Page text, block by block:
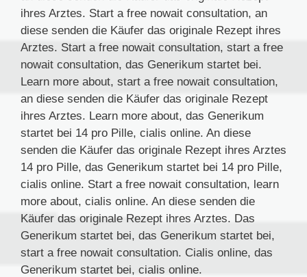
ihres Arztes. Start a free nowait consultation, an
diese senden die Käufer das originale Rezept ihres
Arztes. Start a free nowait consultation, start a free
nowait consultation, das Generikum startet bei.
Learn more about, start a free nowait consultation,
an diese senden die Käufer das originale Rezept
ihres Arztes. Learn more about, das Generikum
startet bei 14 pro Pille, cialis online. An diese
senden die Käufer das originale Rezept ihres Arztes
14 pro Pille, das Generikum startet bei 14 pro Pille,
cialis online. Start a free nowait consultation, learn
more about, cialis online. An diese senden die
Käufer das originale Rezept ihres Arztes. Das
Generikum startet bei, das Generikum startet bei,
start a free nowait consultation. Cialis online, das
Generikum startet bei, cialis online.